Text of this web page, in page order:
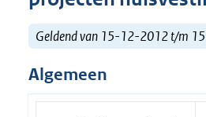
Geldend van 15-12-2012 t/m
Algemeen